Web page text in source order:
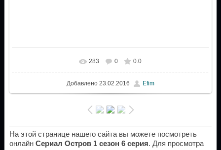
283 0 0.0
Добавлено23.02.2016 Efim
На этой странице нашего сайта вы можете посмотреть
онлайн Сериал Остров 1 сезон 6 серия. Для просмотра